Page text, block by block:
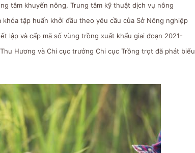
tâm khuyến nông, Trung tâm kỹ thuật dịch vụ nông
tập huấn khởi đầu theo yêu cầu của Sở Nông nghiệp
lập và cấp mã số vùng trồng xuất khẩu giai đoạn 2021-
Hương và Chi cục trưởng Chi cục Trồng trọt đã phát biểu